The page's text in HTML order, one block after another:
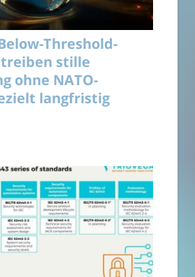
Threshold-
stille
ohne NATO-
langfristig